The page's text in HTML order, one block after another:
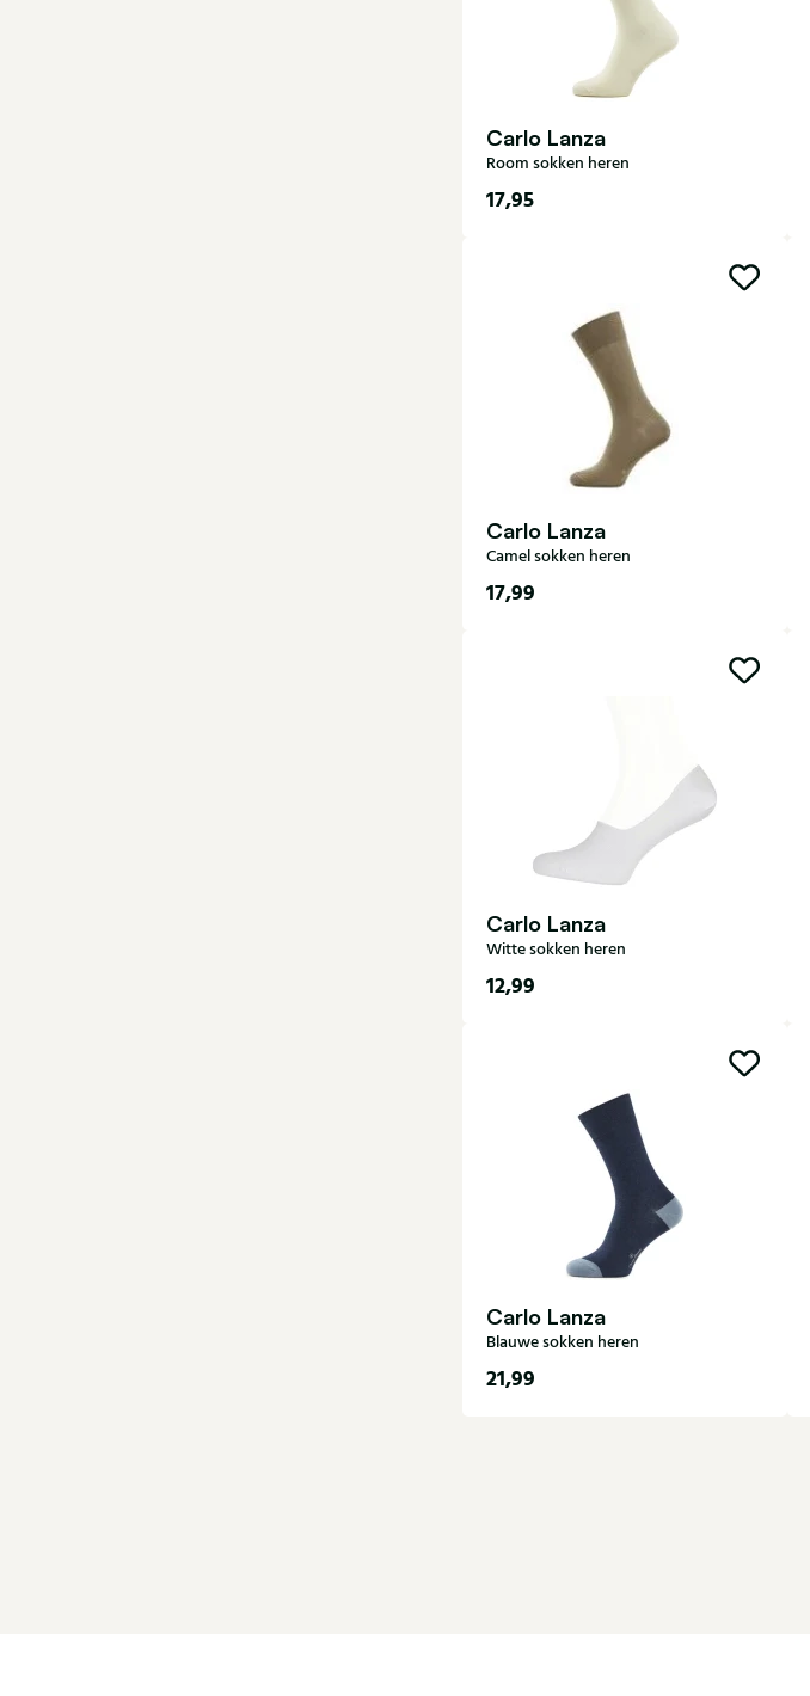
Carlo Lanza
Room sokken heren
17,95
Carlo Lanza
Camel sokken heren
17,99
Carlo Lanza
Witte sokken heren
12,99
Carlo Lanza
Blauwe sokken heren
21,99